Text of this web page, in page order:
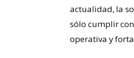
actualidad, la
sólo cumplir
operativa y